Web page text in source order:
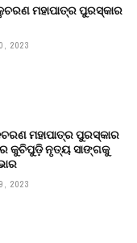
ମହାପାତ୍ର ପୁରସ୍କାର
2023
ମହାପାତ୍ର ପୁରସ୍କାର
କୁଚିପୁଡ଼ି ନୃତ୍ୟ ସାଙ୍ଗକୁ
2023